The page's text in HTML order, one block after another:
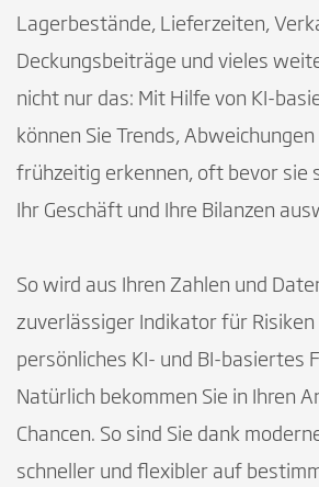
Lagerbestände, Lieferzeiten,
Deckungsbeiträge und vieles
nicht nur das: Mit Hilfe von KI-
können Sie Trends,
frühzeitig erkennen, oft bevor sie
Ihr Geschäft und Ihre Bilanzen
So wird aus Ihren Zahlen und
zuverlässiger Indikator für Risiken
persönliches KI- und BI-basiertes
Natürlich bekommen Sie in Ihren
Chancen. So sind Sie dank
schneller und flexibler auf